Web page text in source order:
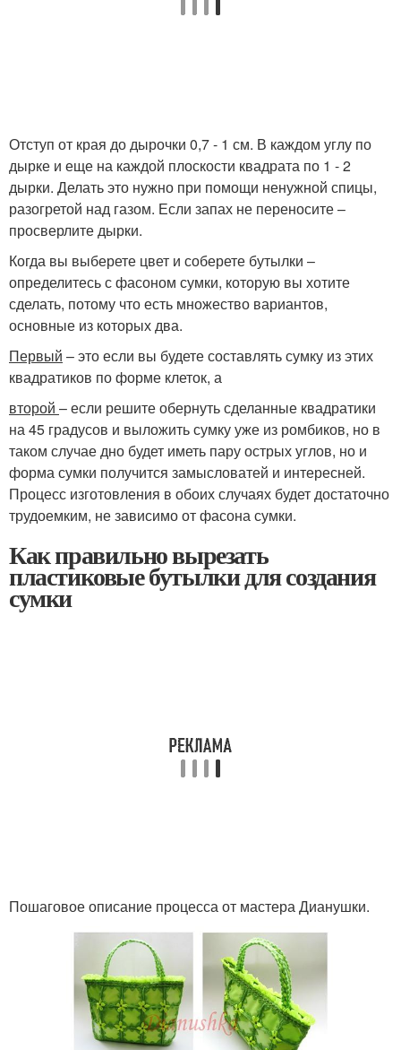
Отступ от края до дырочки 0,7 - 1 см. В каждом углу по
дырке и еще на каждой плоскости квадрата по 1 - 2
дырки. Делать это нужно при помощи ненужной спицы,
разогретой над газом. Если запах не переносите –
просверлите дырки.
Когда вы выберете цвет и соберете бутылки –
определитесь с фасоном сумки, которую вы хотите
сделать, потому что есть множество вариантов,
основные из которых два.
Первый – это если вы будете составлять сумку из этих
квадратиков по форме клеток, а
второй – если решите обернуть сделанные квадратики
на 45 градусов и выложить сумку уже из ромбиков, но в
таком случае дно будет иметь пару острых углов, но и
форма сумки получится замысловатей и интересней.
Процесс изготовления в обоих случаях будет достаточно
трудоемким, не зависимо от фасона сумки.
Как правильно вырезать
пластиковые бутылки для создания
сумки
Пошаговое описание процесса от мастера Дианушки.